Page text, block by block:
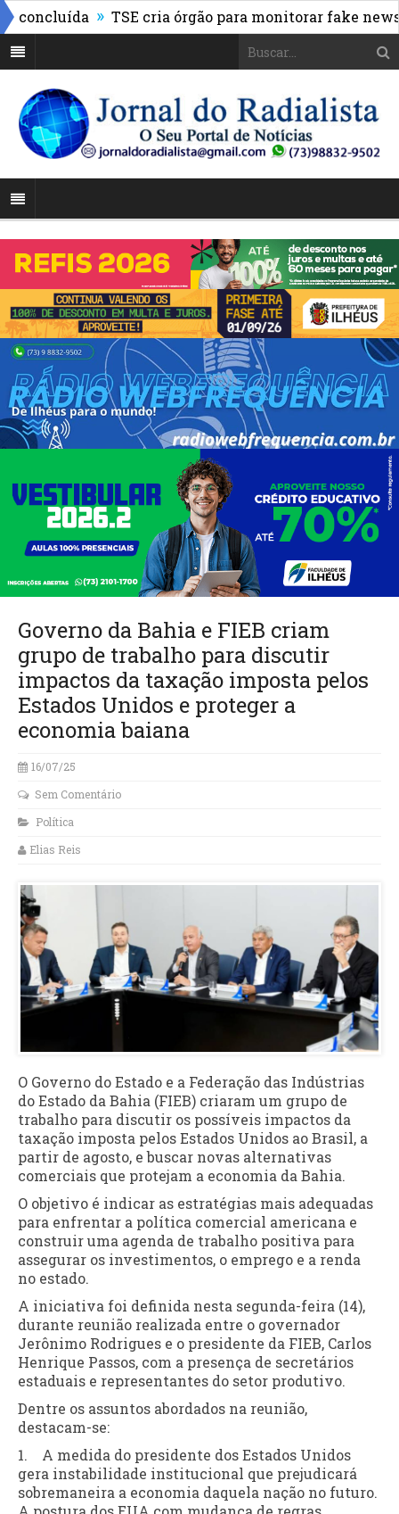
» TSE cria órgão para monitorar fake news e
Governo da Bahia e FIEB criam
grupo de trabalho para discutir
impactos da taxação imposta pelos
Estados Unidos e proteger a
economia baiana
16/07/25
Sem Comentário
Política
Elias Reis
O Governo do Estado e a Federação das Indústrias
do Estado da Bahia (FIEB) criaram um grupo de
trabalho para discutir os possíveis impactos da
taxação imposta pelos Estados Unidos ao Brasil, a
partir de agosto, e buscar novas alternativas
comerciais que protejam a economia da Bahia.
O objetivo é indicar as estratégias mais adequadas
para enfrentar a política comercial americana e
construir uma agenda de trabalho positiva para
assegurar os investimentos, o emprego e a renda
no estado.
A iniciativa foi definida nesta segunda-feira (14),
durante reunião realizada entre o governador
Jerônimo Rodrigues e o presidente da FIEB, Carlos
Henrique Passos, com a presença de secretários
estaduais e representantes do setor produtivo.
Dentre os assuntos abordados na reunião,
destacam-se:
1. A medida do presidente dos Estados Unidos
gera instabilidade institucional que prejudicará
sobremaneira a economia daquela nação no futuro.